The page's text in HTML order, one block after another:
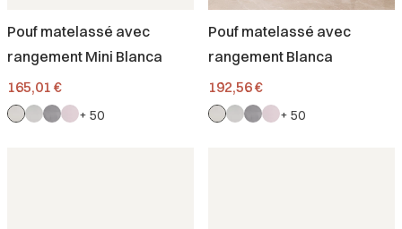
Pouf matelassé avec
rangement Mini Blanca
Prix
165,01 €
+ 50
Pouf matelassé avec
rangement Blanca
Prix
192,56 €
+ 50